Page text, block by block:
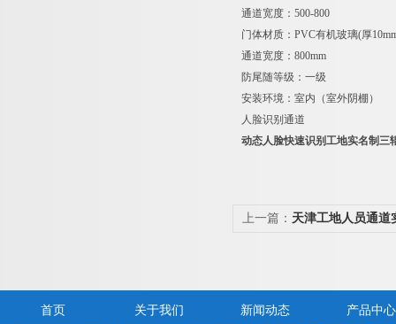
通道宽度：500-800
门体材质：PVC有机玻璃(厚
通道宽度：800mm
防尾随等级：一级
安装环境：室内（室外阴棚）
人脸识别通道
动态人脸快速识别工地实名制三
上一篇： 天津工地人员通道
首页 关于我们 新闻动态
产品中心